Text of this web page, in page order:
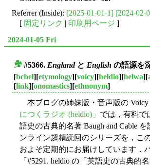
Referrer (Inside): [2025-01-01-1] [2024-02-
[ 固定リンク | 印刷用ページ ]
2024-01-05 Fri
#5366. Englandと English の語源を
[bchel][etymology][voicy][heldio][helwa][
[link][onomastics][ethnonym]
本ブログの姉妹版・音声版の Voicy
につくラジオ (heldio)」 では，有料で
語史の古典的名著 Baugh and Cable
ンライン超精読回のシリーズを，こ
およそ定期的にお届けしています．
「#5291. heldio の「英語史の古典的